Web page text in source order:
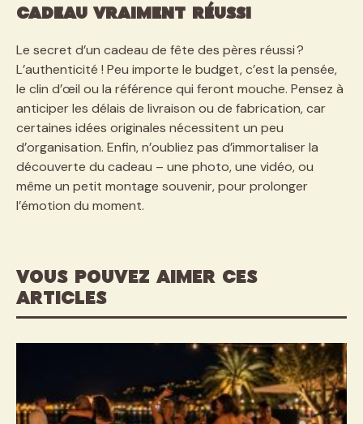
cadeau vraiment réussi
Le secret d’un cadeau de fête des pères réussi ?
L’authenticité ! Peu importe le budget, c’est la pensée,
le clin d’œil ou la référence qui feront mouche. Pensez à
anticiper les délais de livraison ou de fabrication, car
certaines idées originales nécessitent un peu
d’organisation. Enfin, n’oubliez pas d’immortaliser la
découverte du cadeau – une photo, une vidéo, ou
même un petit montage souvenir, pour prolonger
l’émotion du moment.
VOUS POUVEZ AIMER CES
ARTICLES